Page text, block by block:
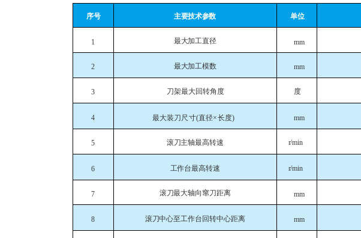
序号 主要技术参数 单位
1 最大加工直径 mm
2 最大加工模数 mm
3 刀架最大回转角度 度
4 最大装刀尺寸(直径×长度) mm
5 滚刀主轴最高转速 r/min
6 工作台最高转速 r/min
7 滚刀最大轴向窜刀距离 mm
8 滚刀中心至工作台回转中心距离 mm